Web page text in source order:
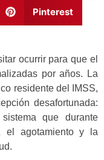
Pinterest
ocurrir para que el
por años. La
residente del IMSS,
desafortunada:
que durante
el agotamiento y la